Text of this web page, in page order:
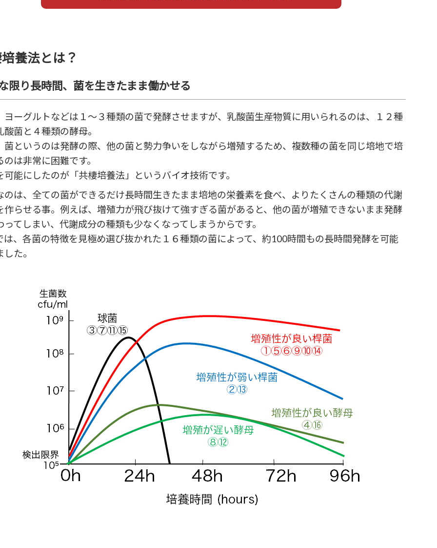
養法とは？
限り長時間、菌を生きたまま働かせる
ヨーグルトなどは１〜３種類の菌で発酵させますが、乳酸菌生産物質に用いられるのは、１２種
酸菌と４種類の酵母。
菌というのは発酵の際、他の菌と勢力争いをしながら増殖するため、複数種の菌を同じ培地で培
のは非常に困難です。
可能にしたのが「共棲培養法」というバイオ技術です。
のは、全ての菌ができるだけ長時間生きたまま培地の栄養素を食べ、よりたくさんの種類の代謝
作らせる事。例えば、増殖力が飛び抜けて強すぎる菌があると、他の菌が増殖できないまま発酵
ってしまい、代謝成分の種類も少なくなってしまうからです。
は、各菌の特徴を見極め選び抜かれた１６種類の菌によって、約100時間もの長時間発酵を可能
た。